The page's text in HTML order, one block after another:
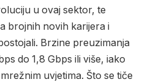
u ovaj sektor, te
brojnih novih karijera i
Brzine preuzimanja
do 1,8 Gbps ili više, iako
uvjetima. Što se tiče